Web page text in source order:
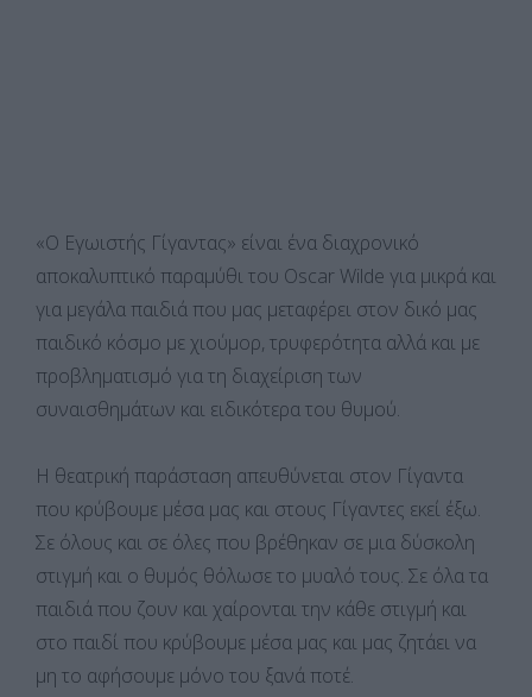
«Ο Εγωιστής Γίγαντας» είναι ένα διαχρονικό
αποκαλυπτικό παραμύθι του Oscar Wilde για μικρά και
για μεγάλα παιδιά που μας μεταφέρει στον δικό μας
παιδικό κόσμο με χιούμορ, τρυφερότητα αλλά και με
προβληματισμό για τη διαχείριση των
συναισθημάτων και ειδικότερα του θυμού.
Η θεατρική παράσταση απευθύνεται στον Γίγαντα
που κρύβουμε μέσα μας και στους Γίγαντες εκεί έξω.
Σε όλους και σε όλες που βρέθηκαν σε μια δύσκολη
στιγμή και ο θυμός θόλωσε το μυαλό τους. Σε όλα τα
παιδιά που ζουν και χαίρονται την κάθε στιγμή και
στο παιδί που κρύβουμε μέσα μας και μας ζητάει να
μη το αφήσουμε μόνο του ξανά ποτέ.